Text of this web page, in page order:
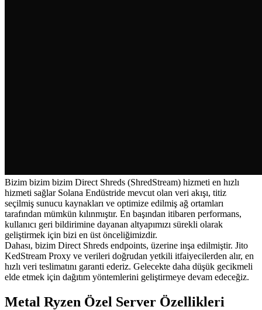
Bizim bizim bizim Direct Shreds (ShredStream) hizmeti en hızlı
hizmeti sağlar Solana Endüstride mevcut olan veri akışı, titiz
seçilmiş sunucu kaynakları ve optimize edilmiş ağ ortamları
tarafından mümkün kılınmıştır. En başından itibaren performans,
kullanıcı geri bildirimine dayanan altyapımızı sürekli olarak
geliştirmek için bizi en üst önceliğimizdir.
Dahası, bizim Direct Shreds endpoints, üzerine inşa edilmiştir. Jito
KedStream Proxy ve verileri doğrudan yetkili itfaiyecilerden alır, en
hızlı veri teslimatını garanti ederiz. Gelecekte daha düşük gecikmeli
elde etmek için dağıtım yöntemlerini geliştirmeye devam edeceğiz.
Metal Ryzen Özel Server Özellikleri